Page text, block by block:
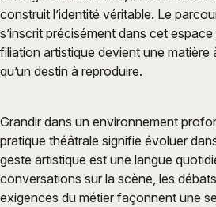
construit l’identité véritable. Le
s’inscrit précisément dans cet
filiation artistique devient une
qu’un destin à reproduire.
Grandir dans un environnement
pratique théâtrale signifie évoluer
geste artistique est une langue
conversations sur la scène, les
exigences du métier façonnent une